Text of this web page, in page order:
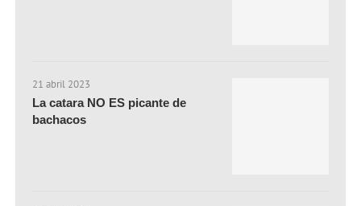
21 abril 2023
La catara NO ES picante de
bachacos